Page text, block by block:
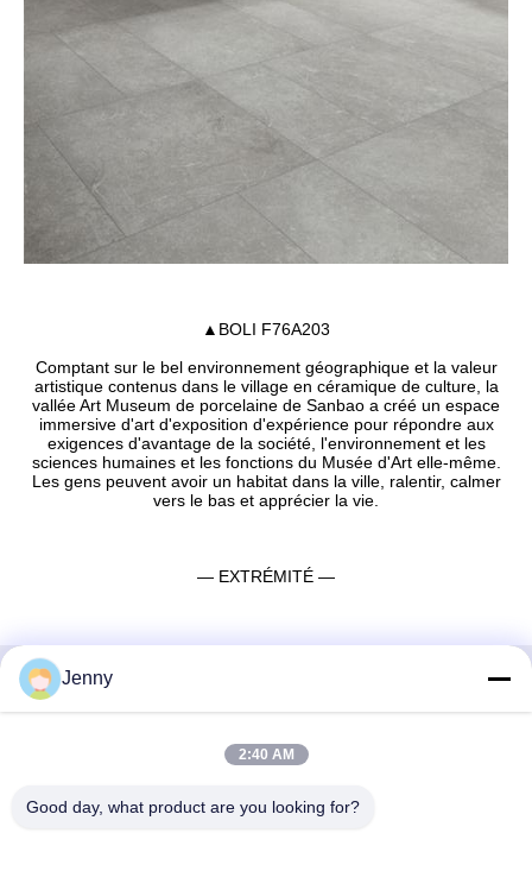
▲BOLI F76A203
Comptant sur le bel environnement géographique et la valeur
artistique contenus dans le village en céramique de culture, la
vallée Art Museum de porcelaine de Sanbao a créé un espace
immersive d'art d'exposition d'expérience pour répondre aux
exigences d'avantage de la société, l'environnement et les
sciences humaines et les fonctions du Musée d'Art elle-même.
Les gens peuvent avoir un habitat dans la ville, ralentir, calmer
vers le bas et apprécier la vie.
— EXTRÉMITÉ —
Contactez rapidement
Mall, rue Wugang, région de Chancheng, ville de Foshan,
Jenny
2:40 AM
Good day, what product are you looking for?